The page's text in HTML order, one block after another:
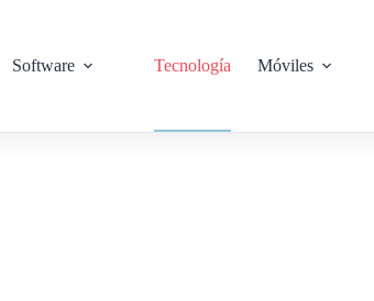
Software
Tecnología Móviles